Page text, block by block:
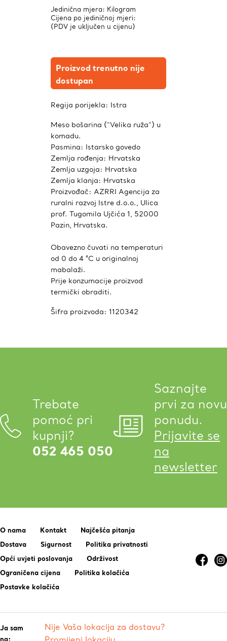
Jedinična mjera: Kilogram
Cijena po jediničnoj mjeri:
(PDV je uključen u cijenu)
Proizvod trenutno nije
dostupan
Regija porijekla: Istra
Meso bošarina ("Velika ruža") u
komadu.
Pasmina: Istarsko govedo
Zemlja rođenja: Hrvatska
Zemlja uzgoja: Hrvatska
Zemlja klanja: Hrvatska
Proizvođač: AZRRI Agencija za
ruralni razvoj Istre d.o.o., Ulica
prof. Tugomila Ujčića 1, 52000
Pazin, Hrvatska.
Obavezno čuvati na temperaturi
od 0 do 4 °C u originalnoj
mabalaži.
Prije konzumacije proizvod
termički obraditi.
Šifra proizvoda: 1120342
Trebate
pomoć pri
kupnji?
052 465 050
Saznajte
prvi za novu
ponudu.
Prijavite se
na
newsletter
O nama Kontakt
Najčešća pitanja
Dostava
Sigurnost
Politika privatnosti
Opći uvjeti poslovanja
Održivost
Ograničena cijena
Politika kolačića
Postavke kolačića
Ja sam
na:
Nije Vaša lokacija za dostavu?